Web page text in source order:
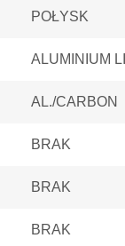
POŁYSK
ALUMINIUM
AL./CARBON
BRAK
BRAK
BRAK